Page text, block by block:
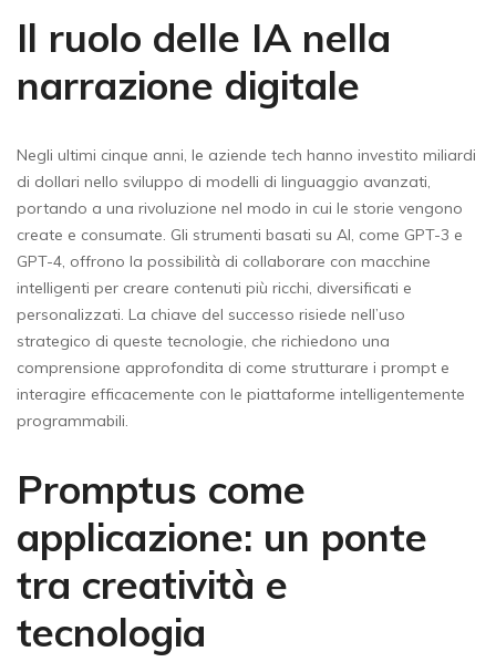
Il ruolo delle IA nella
narrazione digitale
Negli ultimi cinque anni, le aziende tech hanno investito miliardi
di dollari nello sviluppo di modelli di linguaggio avanzati,
portando a una rivoluzione nel modo in cui le storie vengono
create e consumate. Gli strumenti basati su AI, come GPT-3 e
GPT-4, offrono la possibilità di collaborare con macchine
intelligenti per creare contenuti più ricchi, diversificati e
personalizzati. La chiave del successo risiede nell’uso
strategico di queste tecnologie, che richiedono una
comprensione approfondita di come strutturare i prompt e
interagire efficacemente con le piattaforme intelligentemente
programmabili.
Promptus come
applicazione: un ponte
tra creatività e
tecnologia